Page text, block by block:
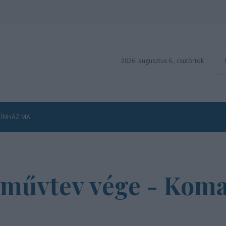
2026. augusztus 6., csütörtök
MA
művtev vége -